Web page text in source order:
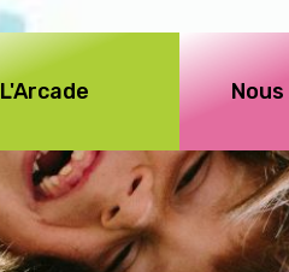
L'Arcade